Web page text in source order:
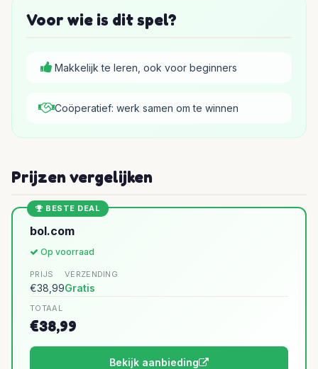
Voor wie is dit spel?
Makkelijk te leren, ook voor beginners
Coöperatief: werk samen om te winnen
Prijzen vergelijken
BESTE DEAL
bol.com
Op voorraad
PRIJS
€38,99
VERZENDING
Gratis
TOTAAL
€38,99
Bekijk aanbieding